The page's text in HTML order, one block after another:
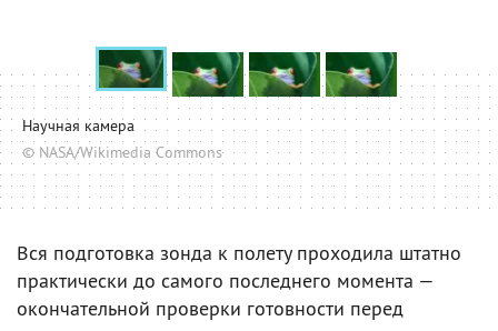
Научная камера
© NASA/Wikimedia Commons
Вся подготовка зонда к полету проходила штатно
практически до самого последнего момента —
окончательной проверки готовности перед